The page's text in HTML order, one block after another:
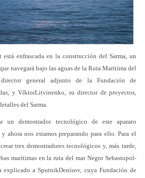
está enfrascada en la construcción del Sarma, un
navegará bajo las aguas de la Ruta Marítima del
general adjunto de la Fundación de
y VíktorLitvinenko, su director de proyectos,
del Sarma.
un demostrador tecnológico de este aparato
ahora nos estamos preparando para ello. Para el
tres demostradores tecnológicos y, más tarde,
marítimas en la ruta del mar Negro Sebastopol-
a SputnikDenísov, cuya Fundación de